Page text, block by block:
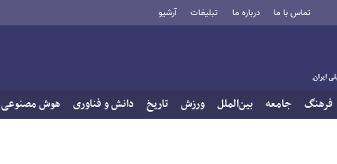
تماس با ما درباره ما تبلیغات آرشیو
فرهنگ جامعه بین‌الملل ورزش تاریخ دانش و فناوری هوش مصنوعی